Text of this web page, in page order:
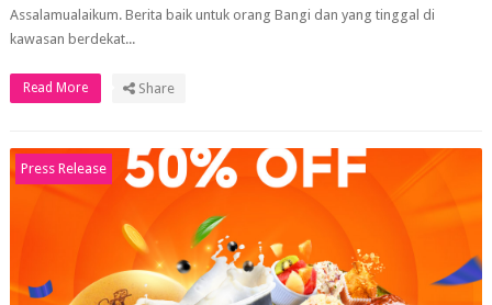
Assalamualaikum. Berita baik untuk orang Bangi dan yang tinggal di
kawasan berdekat...
Read More Share
Press Release